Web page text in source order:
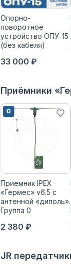
Опорно-
поворотное
устройство ОПУ-15
(без кабеля)
33 000 ₽
Приёмники
Приемник IPEX
«Гермес» v6.5 с
антенной «диполь».
Группа 0
2 380 ₽
JR